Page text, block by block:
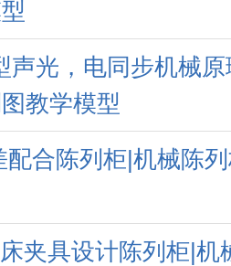
声光，电同步机械
教学模型
配合陈列柜|机械陈
夹具设计陈列柜|机